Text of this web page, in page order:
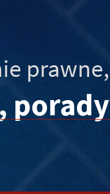
prawne,
porady